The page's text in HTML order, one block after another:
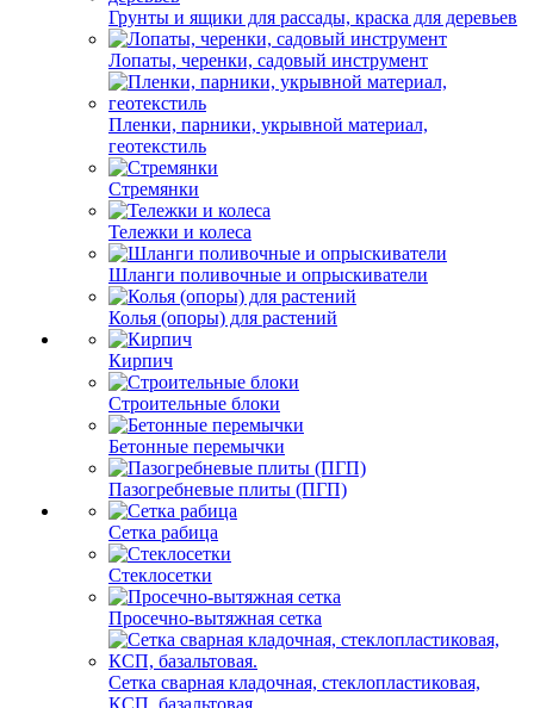
Грунты и ящики для рассады, краска для деревьев
Лопаты, черенки, садовый инструмент
Пленки, парники, укрывной материал,
геотекстиль
Стремянки
Тележки и колеса
Шланги поливочные и опрыскиватели
Колья (опоры) для растений
Кирпич
Строительные блоки
Бетонные перемычки
Пазогребневые плиты (ПГП)
Сетка рабица
Стеклосетки
Просечно-вытяжная сетка
Сетка сварная кладочная, стеклопластиковая,
КСП, базальтовая.